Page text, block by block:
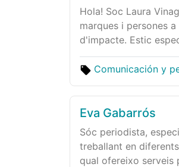
Hola! Soc Laura
marques i persones
d'impacte. Estic
Comunicación y
Eva Gabarrós
Sóc periodista,
treballant en
qual ofereixo serveis